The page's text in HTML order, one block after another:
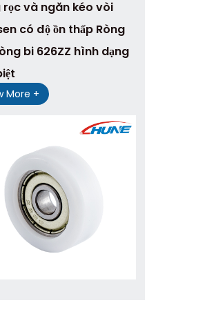
rọc và ngăn kéo vòi
có độ ồn thấp Ròng
bi 626ZZ hình dạng
More +